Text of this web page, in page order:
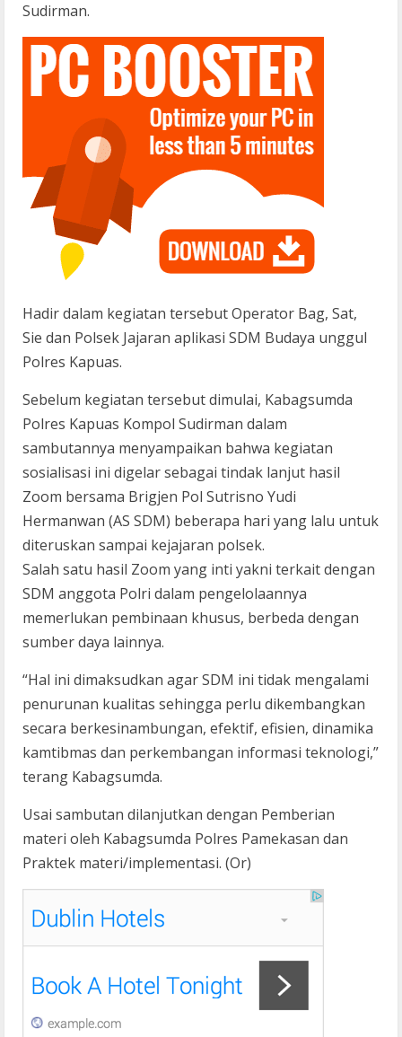
Sudirman.
Hadir dalam kegiatan tersebut Operator Bag, Sat,
Sie dan Polsek Jajaran aplikasi SDM Budaya unggul
Polres Kapuas.
Sebelum kegiatan tersebut dimulai, Kabagsumda
Polres Kapuas Kompol Sudirman dalam
sambutannya menyampaikan bahwa kegiatan
sosialisasi ini digelar sebagai tindak lanjut hasil
Zoom bersama Brigjen Pol Sutrisno Yudi
Hermanwan (AS SDM) beberapa hari yang lalu untuk
diteruskan sampai kejajaran polsek.
Salah satu hasil Zoom yang inti yakni terkait dengan
SDM anggota Polri dalam pengelolaannya
memerlukan pembinaan khusus, berbeda dengan
sumber daya lainnya.
“Hal ini dimaksudkan agar SDM ini tidak mengalami
penurunan kualitas sehingga perlu dikembangkan
secara berkesinambungan, efektif, efisien, dinamika
kamtibmas dan perkembangan informasi teknologi,”
terang Kabagsumda.
Usai sambutan dilanjutkan dengan Pemberian
materi oleh Kabagsumda Polres Pamekasan dan
Praktek materi/implementasi. (Or)